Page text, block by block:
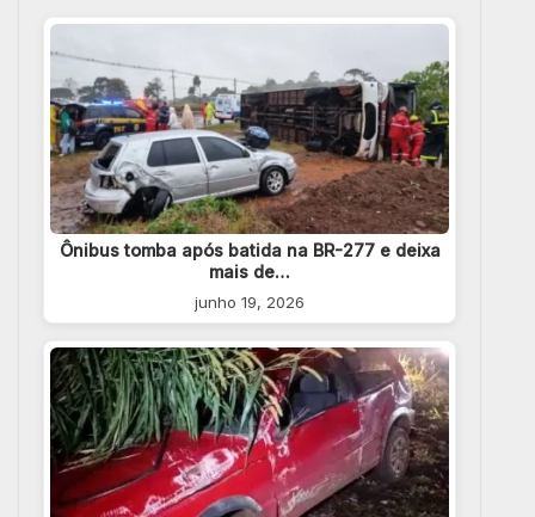
Ônibus tomba após batida na BR-277 e deixa
mais de…
junho 19, 2026